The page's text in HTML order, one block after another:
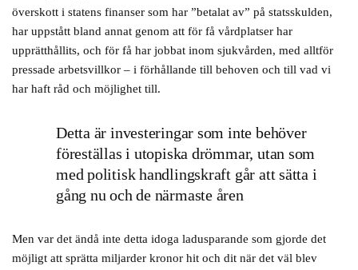
överskott i statens finanser som har ”betalat av” på statsskulden,
har uppstått bland annat genom att för få vårdplatser har
upprätthållits, och för få har jobbat inom sjukvården, med alltför
pressade arbetsvillkor – i förhållande till behoven och till vad vi
har haft råd och möjlighet till.
Detta är investeringar som inte behöver
föreställas i utopiska drömmar, utan som
med politisk handlingskraft går att sätta i
gång nu och de närmaste åren
Men var det ändå inte detta idoga ladusparande som gjorde det
möjligt att sprätta miljarder kronor hit och dit när det väl blev